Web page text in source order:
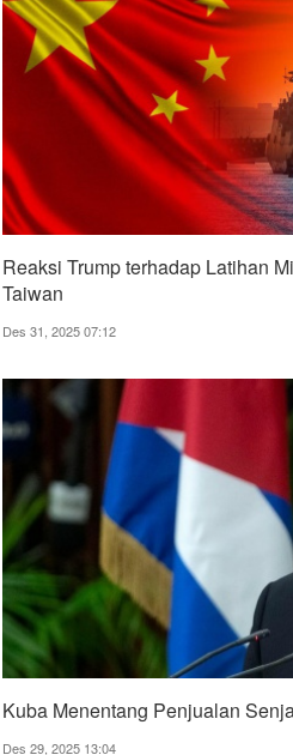
Reaksi Trump terhadap Latihan
Taiwan
Des 31, 2025 07:12
Kuba Menentang Penjualan
Des 29, 2025 13:04